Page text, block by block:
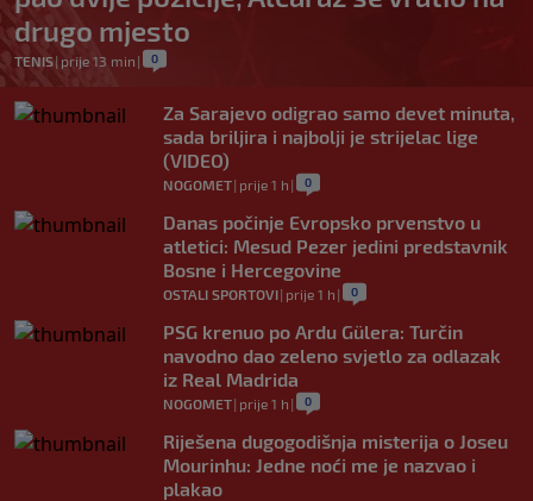
drugo mjesto
TENIS| prije 13 min | 0
Za Sarajevo odigrao samo devet minuta,
sada briljira i najbolji je strijelac lige
(VIDEO)
NOGOMET| prije 1 h | 0
Danas počinje Evropsko prvenstvo u
atletici: Mesud Pezer jedini predstavnik
Bosne i Hercegovine
OSTALI SPORTOVI| prije 1 h | 0
PSG krenuo po Ardu Gülera: Turčin
navodno dao zeleno svjetlo za odlazak
iz Real Madrida
NOGOMET| prije 1 h | 0
Riješena dugogodišnja misterija o Joseu
Mourinhu: Jedne noći me je nazvao i
plakao